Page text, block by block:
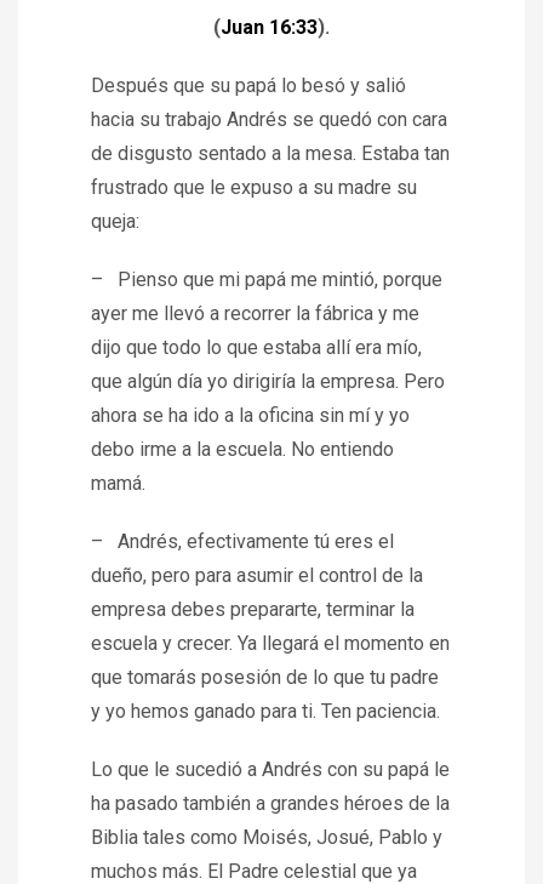
(Juan 16:33).
Después que su papá lo besó y salió
hacia su trabajo Andrés se quedó con cara
de disgusto sentado a la mesa. Estaba tan
frustrado que le expuso a su madre su
queja:
– Pienso que mi papá me mintió, porque
ayer me llevó a recorrer la fábrica y me
dijo que todo lo que estaba allí era mío,
que algún día yo dirigiría la empresa. Pero
ahora se ha ido a la oficina sin mí y yo
debo irme a la escuela. No entiendo
mamá.
– Andrés, efectivamente tú eres el
dueño, pero para asumir el control de la
empresa debes prepararte, terminar la
escuela y crecer. Ya llegará el momento en
que tomarás posesión de lo que tu padre
y yo hemos ganado para ti. Ten paciencia.
Lo que le sucedió a Andrés con su papá le
ha pasado también a grandes héroes de la
Biblia tales como Moisés, Josué, Pablo y
muchos más. El Padre celestial que ya